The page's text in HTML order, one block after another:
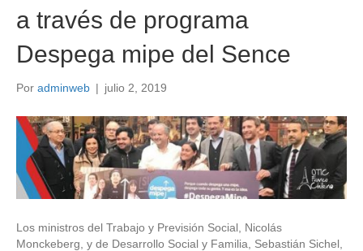
a través de programa
Despega mipe del Sence
Por adminweb | julio 2, 2019
Los ministros del Trabajo y Previsión Social, Nicolás
Monckeberg, y de Desarrollo Social y Familia, Sebastián Sichel,